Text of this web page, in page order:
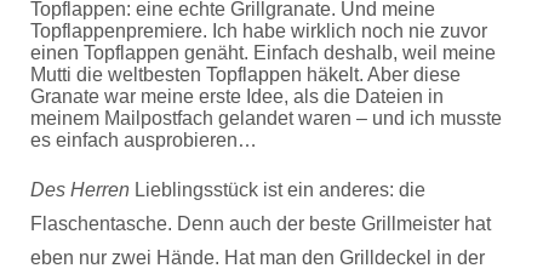
Topflappen: eine echte Grillgranate. Und meine
Topflappenpremiere. Ich habe wirklich noch nie zuvor
einen Topflappen genäht. Einfach deshalb, weil meine
Mutti die weltbesten Topflappen häkelt. Aber diese
Granate war meine erste Idee, als die Dateien in
meinem Mailpostfach gelandet waren – und ich musste
es einfach ausprobieren…
Des Herren Lieblingsstück ist ein anderes: die
Flaschentasche. Denn auch der beste Grillmeister hat
eben nur zwei Hände. Hat man den Grilldeckel in der